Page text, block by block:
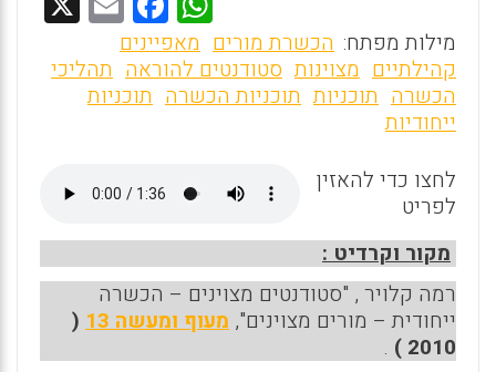
h
at
s
p
a
ce
b
o
k
m
ai
l
מילות מפתח: הכשרת מורים מאפיינים
קהילתיים מצוינות סטודנטים להוראה תהליכי
הכשרה תוכניות תוכניות הכשרה תוכניות
ייחודיות
לחצו כדי להאזין
לפריט
מקור וקרדיט :
רמה קלויר , "סטודנטים מצוינים – הכשרה
ייחודית – מורים מצוינים", מעוף ומעשה 13
(
2010 )
.